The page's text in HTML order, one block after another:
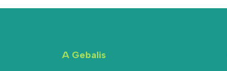
A Gebalis